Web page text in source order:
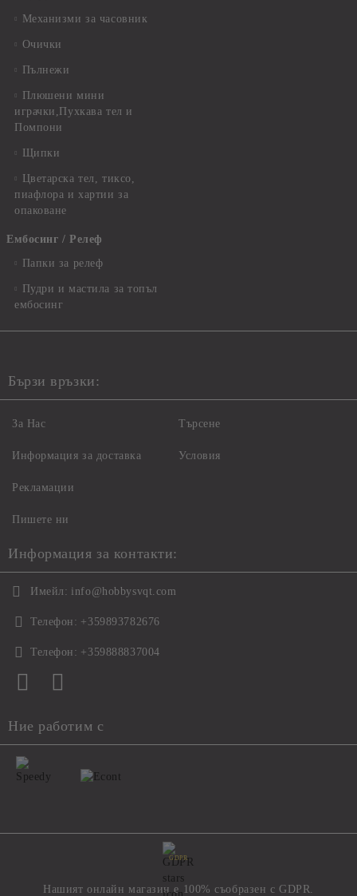
Механизми за часовник
Очички
Пълнежи
Плюшени мини
играчки,Пухкава тел и
Помпони
Щипки
Цветарска тел, тиксо,
пиафлора и хартии за
опаковане
Ембосинг / Релеф
Папки за релеф
Пудри и мастила за топъл
ембосинг
Бързи връзки:
За Нас
Информация за доставка
Рекламации
Пишете ни
Търсене
Условия
Информация за контакти:
Имейл: info@hobbysvqt.com
Телефон: +359893782676
Телефон: +359888837004
Ние работим с
GDPR
Нашият онлайн магазин е 100% съобразен с GDPR.